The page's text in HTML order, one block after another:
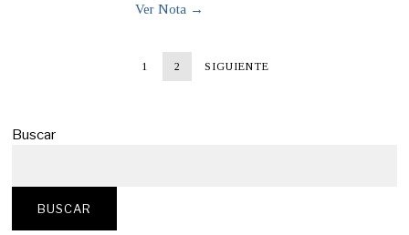
Ver Nota →
1 2 SIGUIENTE
Buscar
BUSCAR